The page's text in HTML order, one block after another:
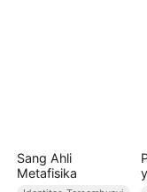
Sang Ahli
Metafisika